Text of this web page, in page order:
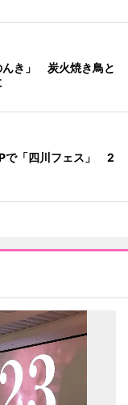
んき」 炭火焼き鳥と
で「四川フェス」 2